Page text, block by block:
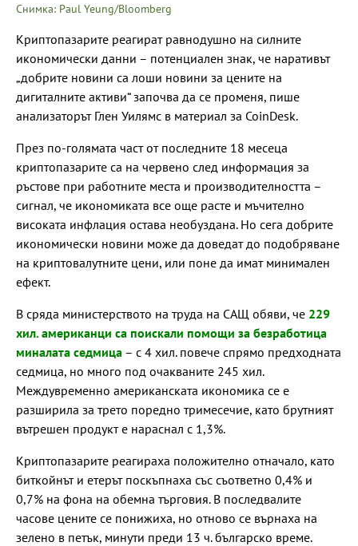
Снимка: Paul Yeung/Bloomberg
Криптопазарите реагират равнодушно на силните
икономически данни – потенциален знак, че наративът
„добрите новини са лоши новини за цените на
дигиталните активи“ започва да се променя, пише
анализаторът Глен Уилямс в материал за CoinDesk.
През по-голямата част от последните 18 месеца
криптопазарите са на червено след информация за
ръстове при работните места и производителността –
сигнал, че икономиката все още расте и мъчително
високата инфлация остава необуздана. Но сега добрите
икономически новини може да доведат до подобряване
на криптовалутните цени, или поне да имат минимален
ефект.
В сряда министерството на труда на САЩ обяви, че 229
хил. американци са поискали помощи за безработица
миналата седмица – с 4 хил. повече спрямо предходната
седмица, но много под очакваните 245 хил.
Междувременно американската икономика се е
разширила за трето поредно тримесечие, като брутният
вътрешен продукт е нараснал с 1,3%.
Криптопазарите реагираха положително отначало, като
биткойнът и етерът поскъпнаха със съответно 0,4% и
0,7% на фона на обемна търговия. В последвалите
часове цените се понижиха, но отново се върнаха на
зелено в петък, минути преди 13 ч. българско време.